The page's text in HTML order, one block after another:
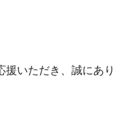
いただき、誠にあ